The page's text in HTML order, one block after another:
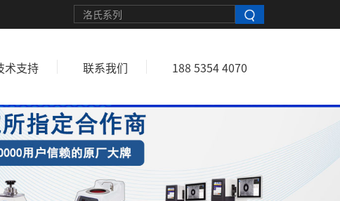
术支持 联系我们 188 5354 4070